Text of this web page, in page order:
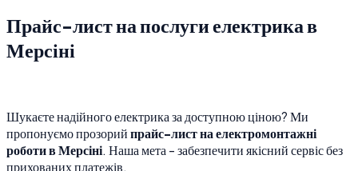
Прайс-лист на послуги електрика в
Мерсіні
Шукаєте надійного електрика за доступною ціною? Ми
пропонуємо прозорийпрайс-лист на електромонтажні
роботи в Мерсіні. Наша мета - забезпечити якісний сервіс без
прихованих платежів.